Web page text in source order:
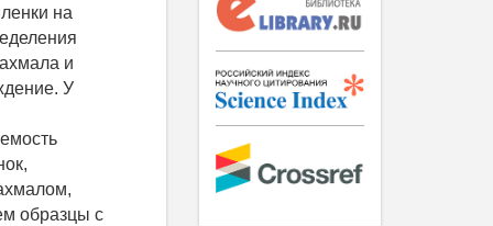
на
и
У
образцы с